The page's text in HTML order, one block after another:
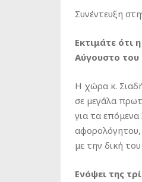
Συνέντευξη
Εκτιμάτε
Αύγουστο του
Η χώρα κ.
σε μεγάλα
για τα
αφορολόγητου,
με την δική
Ενόψει της